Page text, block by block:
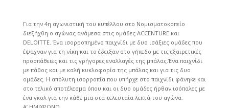
Για την 4η αγωνιστική του κυπέλλου στο Νομισματοκοπείο
διεξήχθη ο αγώνας ανάμεσα στις ομάδες ACCENTURE και
DELOITTE. Ένα ισορροπημένο παιχνίδι με δυο ισάξιες ομάδες που
έψαχναν για τη νίκη και το έδειξαν στο γήπεδο με τις εξαιρετικές
προσπάθειες και τις γρήγορες εναλλαγές της μπάλας.Ένα παιχνίδι
με πάθος και με καλή κυκλοφορία της μπάλας και για τις δυο
ομάδες. Η απόλυτη ισορροπία που υπήρχε στο παιχνίδι φάνηκε και
στο τελικό αποτέλεσμα όπου και οι δυο ομάδες ήρθαν ισόπαλες με
ένα γκολ για την κάθε μια στα τελευταία λεπτά του αγώνα.